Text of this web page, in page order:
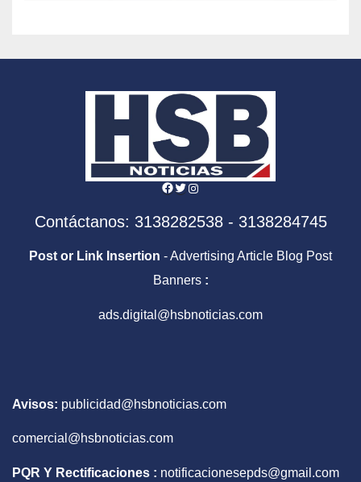
Facebook
Twitter
Instagram
Contáctanos: 3138282538 - 3138284745
Post or Link Insertion - Advertising Article Blog Post
Banners :
ads.digital@hsbnoticias.com
Avisos: publicidad@hsbnoticias.com
comercial@hsbnoticias.com
PQR Y Rectificaciones : notificacionesepds@gmail.com